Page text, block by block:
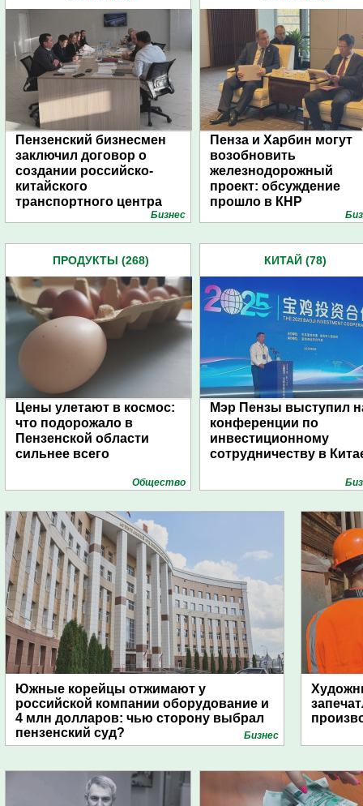
Пензенский бизнесмен
заключил договор о
создании российско-
китайского
транспортного центра
Бизнес
Пенза и Харбин могут
возобновить
железнодорожный
проект: обсуждение
прошло в КНР
ПРОДУКТЫ (268)
Цены улетают в космос:
что подорожало в
Пензенской области
сильнее всего
Общество
КИТАЙ (78)
Мэр Пензы выступил
конференции по
инвестиционному
сотрудничеству в
Южные корейцы отжимают у
российской компании оборудование и
4 млн долларов: чью сторону выбрал
пензенский суд?
Бизнес